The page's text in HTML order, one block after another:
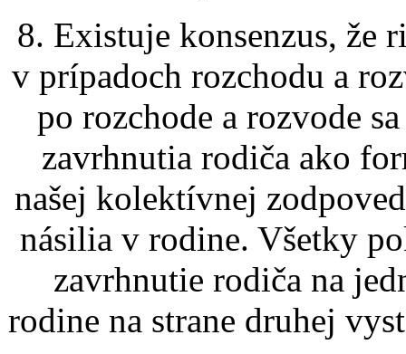
8. Existuje konsenzus, že
v prípadoch rozchodu a
po rozchode a rozvode
zavrhnutia rodiča ako
našej kolektívnej
násilia v rodine. Všetky
zavrhnutie rodiča na
rodine na strane druhej